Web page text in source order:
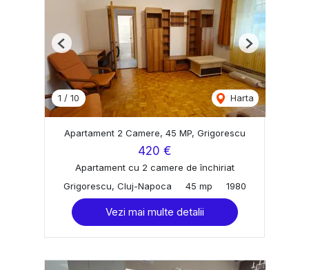
1 / 10 Harta
Previous Next
Apartament 2 Camere, 45 MP, Grigorescu
420 €
Apartament cu 2 camere de închiriat
Grigorescu, Cluj-Napoca
45 mp 1980
Vezi mai multe detalii